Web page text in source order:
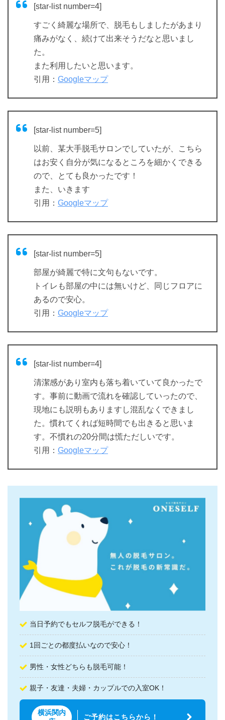
[star-list number=4]
すごく綺麗な場所で、脱毛もしましたがあまり
痛みがなく、続けて出来そうだなと思いまし
た。
また利用したいと思います。
引用： Googleマップ
[star-list number=5]
以前、某大手脱毛サロンでしていたが、こちら
はお安く自分が気になるところを細かくできる
ので、とても良かったです！
また、いきます
引用： Googleマップ
[star-list number=5]
部屋が綺麗で特に文句もないです。
トイレも部屋の中には無いけど、同じフロアに
あるので安心。
引用： Googleマップ
[star-list number=4]
清潔感があり室内も落ち着いていて良かったで
す。事前に動画で流れを確認していったので、
現地にも説明もありますし混乱なくできまし
た。慣れてくれば短時間でも出きると思いま
す。不慣れの20分間は慌ただしいです。
引用： Googleマップ
当日予約でもセルフ脱毛ができる！
1回ごとの都度払いなので安心！
男性・女性どちらも脱毛可能！
親子・友達・夫婦・カップルでの入室OK！
横浜関内
ご予約はこちらから！